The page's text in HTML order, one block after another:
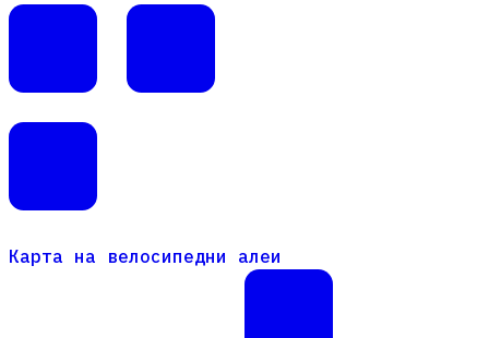
Карта на велосипедни алеи
Карта на велосипедни алеи